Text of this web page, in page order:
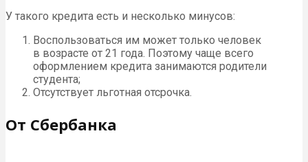
У такого кредита есть и несколько минусов:
Воспользоваться им может только человек
в возрасте от 21 года. Поэтому чаще всего
оформлением кредита занимаются родители
студента;
Отсутствует льготная отсрочка.
От Сбербанка